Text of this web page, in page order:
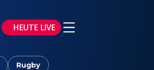
HEUTE LIVE
Rugby